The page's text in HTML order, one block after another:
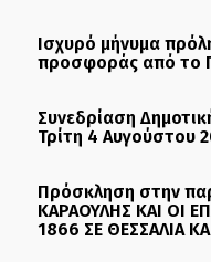
Ισχυρό μήνυμα
προσφοράς από το
Συνεδρίαση
Τρίτη 4 Αυγούστου
Πρόσκληση στην
ΚΑΡΑΟΥΛΗΣ ΚΑΙ ΟΙ
1866 ΣΕ ΘΕΣΣΑΛΙΑ